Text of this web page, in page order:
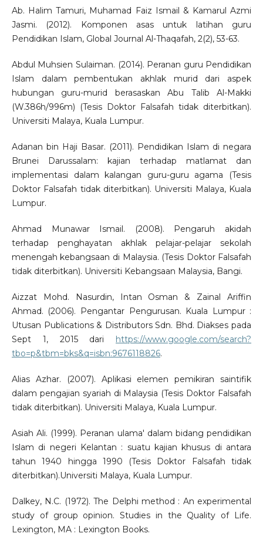
Ab. Halim Tamuri, Muhamad Faiz Ismail & Kamarul Azmi
Jasmi. (2012). Komponen asas untuk latihan guru
Pendidikan Islam, Global Journal Al-Thaqafah, 2(2), 53-63.
Abdul Muhsien Sulaiman. (2014). Peranan guru Pendidikan
Islam dalam pembentukan akhlak murid dari aspek
hubungan guru-murid berasaskan Abu Talib Al-Makki
(W.386h/996m) (Tesis Doktor Falsafah tidak diterbitkan).
Universiti Malaya, Kuala Lumpur.
Adanan bin Haji Basar. (2011). Pendidikan Islam di negara
Brunei Darussalam: kajian terhadap matlamat dan
implementasi dalam kalangan guru-guru agama (Tesis
Doktor Falsafah tidak diterbitkan). Universiti Malaya, Kuala
Lumpur.
Ahmad Munawar Ismail. (2008). Pengaruh akidah
terhadap penghayatan akhlak pelajar-pelajar sekolah
menengah kebangsaan di Malaysia. (Tesis Doktor Falsafah
tidak diterbitkan). Universiti Kebangsaan Malaysia, Bangi.
Aizzat Mohd. Nasurdin, Intan Osman & Zainal Ariffin
Ahmad. (2006). Pengantar Pengurusan. Kuala Lumpur :
Utusan Publications & Distributors Sdn. Bhd. Diakses pada
Sept 1, 2015 dari
https://www.google.com/search?
tbo=p&tbm=bks&q=isbn:9676118826.
Alias Azhar. (2007). Aplikasi elemen pemikiran saintifik
dalam pengajian syariah di Malaysia (Tesis Doktor Falsafah
tidak diterbitkan). Universiti Malaya, Kuala Lumpur.
Asiah Ali. (1999). Peranan ulama' dalam bidang pendidikan
Islam di negeri Kelantan : suatu kajian khusus di antara
tahun 1940 hingga 1990 (Tesis Doktor Falsafah tidak
diterbitkan).Universiti Malaya, Kuala Lumpur.
Dalkey, N.C. (1972). The Delphi method : An experimental
study of group opinion. Studies in the Quality of Life.
Lexington, MA : Lexington Books.